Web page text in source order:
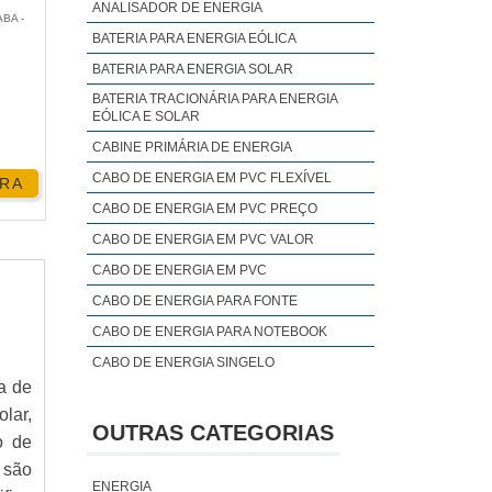
as
e
-
de
de
ANALISADOR DE ENERGIA
BATERIA PARA ENERGIA EÓLICA
BATERIA PARA ENERGIA SOLAR
BATERIA TRACIONÁRIA PARA ENERGIA
EÓLICA E SOLAR
CABINE PRIMÁRIA DE ENERGIA
CABO DE ENERGIA EM PVC FLEXÍVEL
CABO DE ENERGIA EM PVC PREÇO
CABO DE ENERGIA EM PVC VALOR
CABO DE ENERGIA EM PVC
CABO DE ENERGIA PARA FONTE
CABO DE ENERGIA PARA NOTEBOOK
CABO DE ENERGIA SINGELO
COMBATE A PERDAS DE ENERGIA
CONSERTO DE CONVERSORES DE
OUTRAS CATEGORIAS
ENERGIA